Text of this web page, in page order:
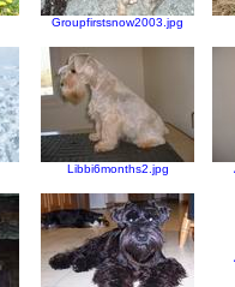
Groupfirstsnow2003.jpg
Libbi6months2.jpg